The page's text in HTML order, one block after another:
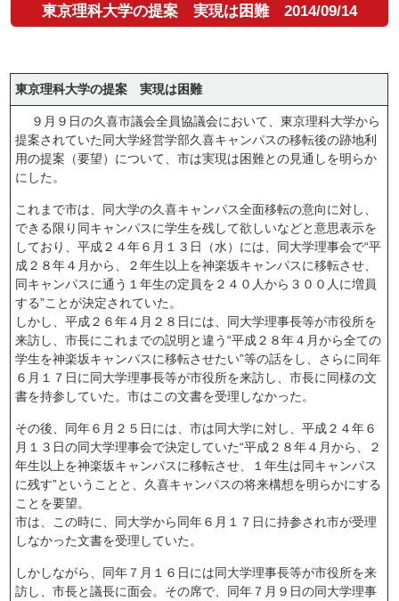
東京理科大学の提案 実現は困難 2014/09/14
東京理科大学の提案 実現は困難
９月９日の久喜市議会全員協議会において、東京理科大学から
提案されていた同大学経営学部久喜キャンパスの移転後の跡地利
用の提案（要望）について、市は実現は困難との見通しを明らか
にした。
これまで市は、同大学の久喜キャンパス全面移転の意向に対し、
できる限り同キャンパスに学生を残して欲しいなどと意思表示を
しており、平成２４年６月１３日（水）には、同大学理事会で“平
成２８年４月から、２年生以上を神楽坂キャンパスに移転させ、
同キャンパスに通う１年生の定員を２４０人から３００人に増員
する”ことが決定されていた。
しかし、平成２６年４月２８日には、同大学理事長等が市役所を
来訪し、市長にこれまでの説明と違う“平成２８年４月から全ての
学生を神楽坂キャンパスに移転させたい”等の話をし、さらに同年
６月１７日に同大学理事長等が市役所を来訪し、市長に同様の文
書を持参していた。市はこの文書を受理しなかった。
その後、同年６月２５日には、市は同大学に対し、平成２４年６
月１３日の同大学理事会で決定していた“平成２８年４月から、２
年生以上を神楽坂キャンパスに移転させ、１年生は同キャンパス
に残す”ということと、久喜キャンパスの将来構想を明らかにする
ことを要望。
市は、この時に、同大学から同年６月１７日に持参され市が受理
しなかった文書を受理していた。
しかしながら、同年７月１６日には同大学理事長等が市役所を来
訪し、市長と議長に面会。その席で、同年７月９日の同大学理事